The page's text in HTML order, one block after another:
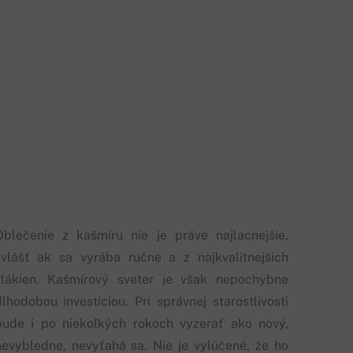
z kašmíru nie je práve najlacnejšie,
ak sa vyrába ručne a z najkvalitnejších
Kašmírový sveter je však nepochybne
investíciou. Pri správnej starostlivosti
i po niekoľkých rokoch vyzerať ako nový,
nevyťahá sa. Nie je vylúčené, že ho